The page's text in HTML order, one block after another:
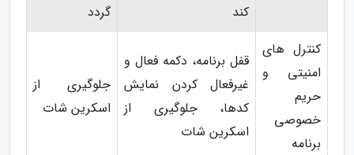
کند
گردد
کنترل های
امنیتی و
حریم
خصوصی
برنامه
قفل برنامه، دکمه فعال و
غیرفعال کردن نمایش
کدها، جلوگیری از
اسکرین شات
جلوگیری از
اسکرین شات